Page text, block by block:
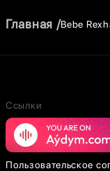
Главная Bebe
Ссылки
Пользовательское